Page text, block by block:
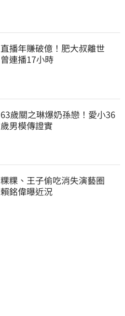
直播年賺破億！肥大叔離世
曾連播17小時
63歲關之琳爆奶孫戀！愛小36
歲男模傳證實
粿粿、王子偷吃消失演藝圈
賴銘偉曝近況